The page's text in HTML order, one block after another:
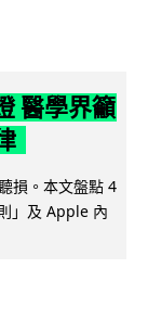
醫學界籲
損。本文盤點 4
」及 Apple 內